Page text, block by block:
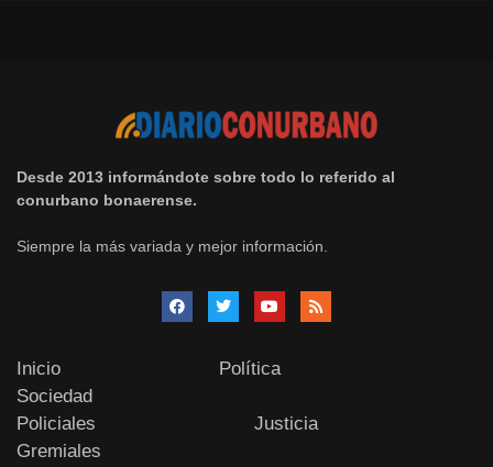
Desde 2013 informándote sobre todo lo referido al
conurbano bonaerense.
Siempre la más variada y mejor información.
Inicio
Política
Sociedad
Policiales
Justicia
Gremiales